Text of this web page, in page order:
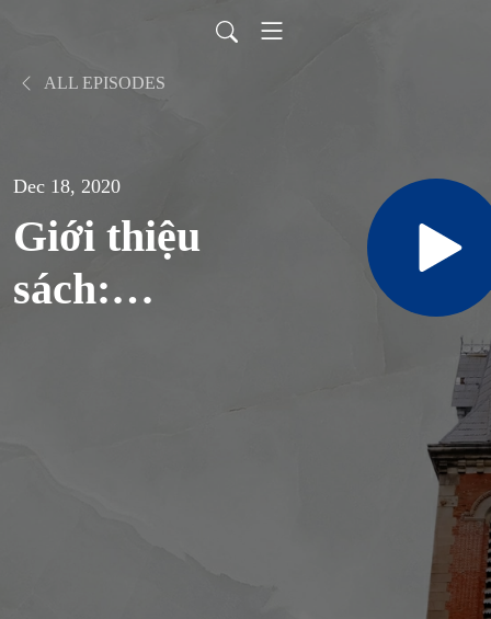
ALL EPISODES
Dec 18, 2020
Giới thiệu
sách: